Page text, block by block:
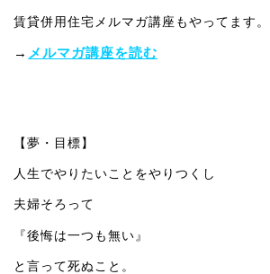
賃貸併用住宅メルマガ講座もやってます。
→ メルマガ講座を読む
【夢・目標】
人生でやりたいことをやりつくし
夫婦そろって
『後悔は一つも無い』
と言って死ぬこと。